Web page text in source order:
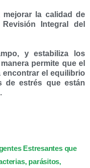
la calidad de
Integral del
y estabiliza los
permite que el
encontrar el equilibrio
de estrés que están
Estresantes que
parásitos,